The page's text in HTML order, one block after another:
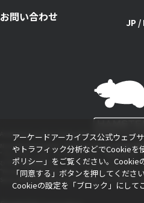
お問い合わせ
JP /
Arcade Archives Series Produced by HAMSTER Corporation
Nintendo Switchのロゴ・Nintendo Switchは任天堂の商
“プレイステーション ファミリーマーク”、“PlayStation”
び“PS4”は株式会社ソニー・インタラクティブエンタテイ
“WindowsロゴおよびWindows”、“XboxロゴおよびXbox”
Series X|SロゴおよびXbox Series X|S”は、マイクロソフト
アーケードアーカイブス公式ウェブ
やトラフィック分析などでCookieを
ポリシー 」をご覧ください。Cookie
「同意する」ボタンを押してくださ
Cookieの設定を「ブロック」にして